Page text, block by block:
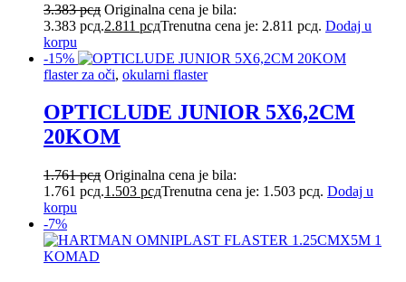
3.383рсд Originalna cena je bila:
3.383 рсд.2.811 рсдTrenutna cena je: 2.811 рсд. Dodaj u
korpu
-15%
flaster za oči, okularni flaster
OPTICLUDE JUNIOR 5X6,2CM
20KOM
1.761рсд Originalna cena je bila:
1.761 рсд.1.503 рсдTrenutna cena je: 1.503 рсд. Dodaj u
korpu
-7%